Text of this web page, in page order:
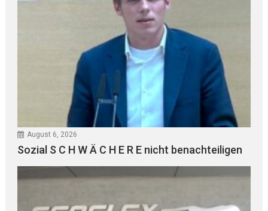
August 6, 2026
Sozial S C H W Ä C H E R E nicht benachteiligen